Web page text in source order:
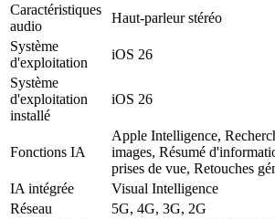
Caractéristiques
audio
Haut-parleur stéréo
Système
d'exploitation
iOS 26
Système
d'exploitation
installé
iOS 26
Fonctions IA
Apple Intelligence,
images, Résumé
prises de vue, Retouches
IA intégrée
Visual Intelligence
Réseau
5G, 4G, 3G, 2G